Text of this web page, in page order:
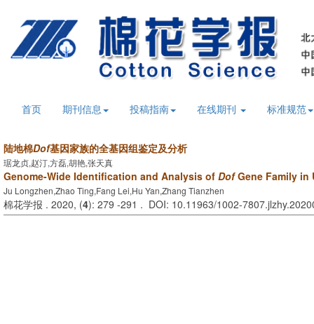
首页 期刊信息 投稿指南 在线期刊 标准规范
陆地棉Dof基因家族的全基因组鉴定及分析
琚龙贞,赵汀,方磊,胡艳,张天真
Genome-Wide Identification and Analysis of DofGene Family in
Ju Longzhen,Zhao Ting,Fang Lei,Hu Yan,Zhang Tianzhen
棉花学报 . 2020, (4): 279 -291 . DOI: 10.11963/1002-